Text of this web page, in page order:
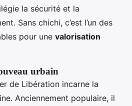
la sécurité et la
Sans chichi, c’est l’un des
pour une valorisation
urbain
de Libération incarne la
Anciennement populaire, il